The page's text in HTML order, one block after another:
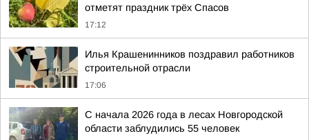
отметят праздник трёх Спасов
17:12
Илья Крашенинников поздравил работников
строительной отрасли
17:06
С начала 2026 года в лесах Новгородской
области заблудились 55 человек